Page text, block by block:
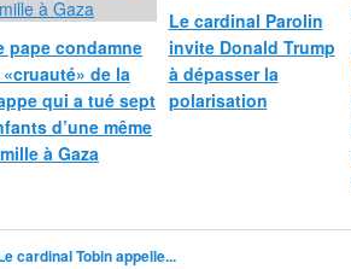
pape condamne
«cruauté» de la
qui a tué sept
d’une même
à Gaza
Le cardinal Parolin
invite Donald Trump
à dépasser la
polarisation
cardinal Tobin appelle...